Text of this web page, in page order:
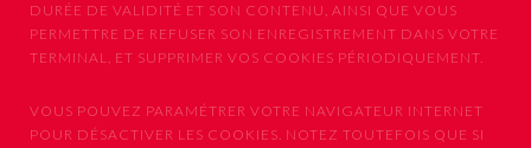
DURÉE DE VALIDITÉ ET SON CONTENU, AINSI QUE VOUS
PERMETTRE DE REFUSER SON ENREGISTREMENT DANS VOTRE
TERMINAL, ET SUPPRIMER VOS COOKIES PÉRIODIQUEMENT.
VOUS POUVEZ PARAMÉTRER VOTRE NAVIGATEUR INTERNET
POUR DÉSACTIVER LES COOKIES. NOTEZ TOUTEFOIS QUE SI